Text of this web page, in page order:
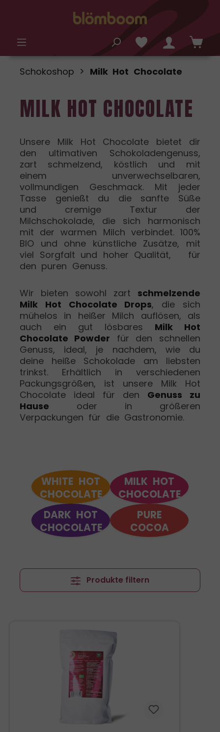
Schokoshop Milk Hot Chocolate
MILK HOT CHOCOLATE
Unsere Milk Hot Chocolate bietet dir
den ultimativen Schokoladengenuss,
zart schmelzend, köstlich und mit
einem unverwechselbaren,
vollmundigen Geschmack. Mit jeder
Tasse genießt du die sanfte Süße
und cremige Textur der
Milchschokolade, die sich harmonisch
mit der warmen Milch verbindet. 100%
BIO und ohne künstliche Zusätze, mit
viel Sorgfalt und hoher Qualität, für
den puren Genuss.
Wir bieten sowohl zart schmelzende
Milk Hot Chocolate Drops, die sich
mühelos in heißer Milch auflösen, als
auch ein gut lösbares Milk Hot
Chocolate Powder für den schnellen
Genuss, ideal, je nachdem, wie du
deine heiße Schokolade am liebsten
trinkst. Erhältlich in verschiedenen
Packungsgrößen, ist unsere Milk Hot
Chocolate ideal für den Genuss zu
Hause oder in größeren
Verpackungen für die Gastronomie.
WHITE HOT
CHOCOLATE
MILK HOT
CHOCOLATE
DARK HOT
CHOCOLATE
PURE
COCOA
Produkte filtern